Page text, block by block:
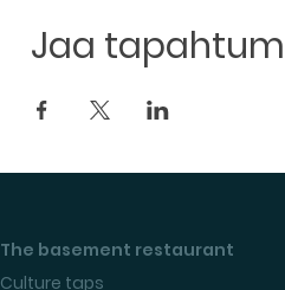
Jaa
The basement restaurant
Culture taps